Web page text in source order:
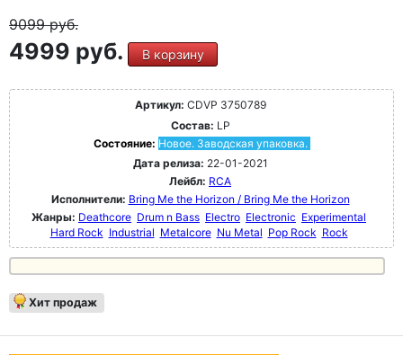
9099руб.
4999 руб. В корзину
Артикул: CDVP 3750789
Состав: LP
Состояние: Новое. Заводская упаковка.
Дата релиза: 22-01-2021
Лейбл: RCA
Исполнители: Bring Me the Horizon / Bring Me the Horizon
Жанры: Deathcore Drum n Bass Electro Electronic Experimental
Hard Rock Industrial Metalcore Nu Metal Pop Rock Rock
Хит продаж